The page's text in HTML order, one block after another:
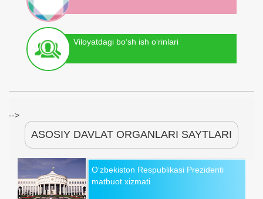
Viloyatdagi bo‘sh ish o‘rinlari
-->
ASOSIY DAVLAT ORGANLARI SAYTLARI
O‘zbekiston Respublikasi Prezidenti
matbuot xizmati